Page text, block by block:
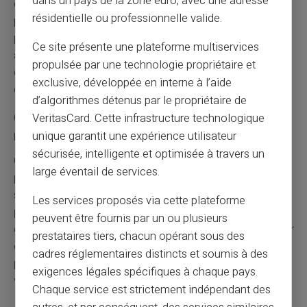
ce service au nom de la rentabilité, l'espace se libère
pour des acteurs qui en font, eux, le cœur de leur
proposition. C'est un repositionnement du marché
autant qu'un changement d'usage : les utilisateurs du
cash ne disparaissent pas, ils changent simplement
d'opérateur.
CardVeritas : une approche assumée du
rechargement par espèces
ChezCardVeritas, lerechargement par espècesn'est
pas une fonctionnalité périphérique appelée à être
supprimée au gré des ajustements de marge. C'est un
pilier de l'offre, conçu pour des utilisateurs qui veulent
garder la maîtrise de leur budget, payer sans exposer leur
compte bancaire principal, ou disposer d'un moyen de
paiement utilisable immédiatement, sans dépendre d'un
virement entrant.
résidentielle ou professionnelle valide.
Ce site présente une plateforme multiservices
propulsée par une technologie propriétaire et
exclusive, développée en interne à l’aide
d’algorithmes détenus par le propriétaire de
VeritasCard. Cette infrastructure technologique
unique garantit une expérience utilisateur
sécurisée, intelligente et optimisée à travers un
large éventail de services.
Les services proposés via cette plateforme
peuvent être fournis par un ou plusieurs
prestataires tiers, chacun opérant sous des
cadres réglementaires distincts et soumis à des
exigences légales spécifiques à chaque pays.
Chaque service est strictement indépendant des